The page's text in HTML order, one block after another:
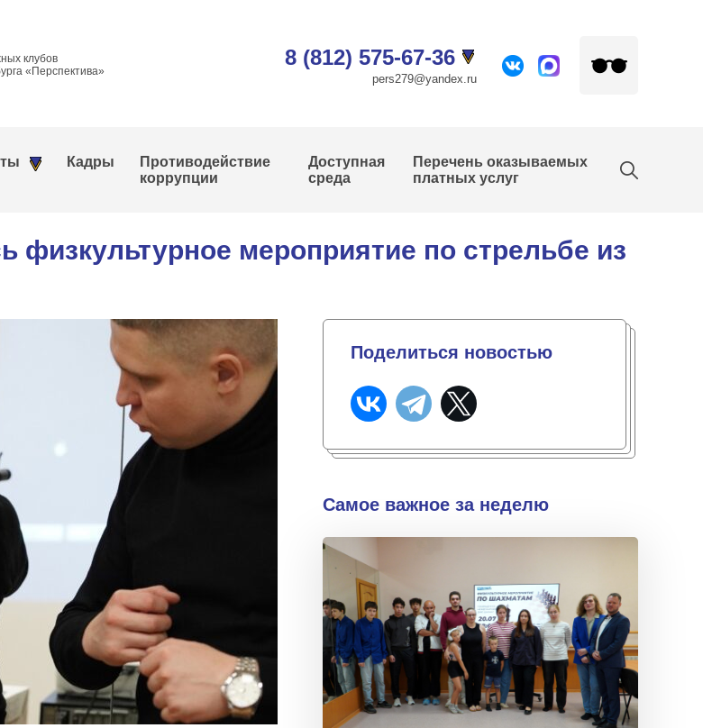
клубов
«Перспектива»
8 (812) 575-67-36
pers279@yandex.ru
Кадры
Противодействие
коррупции
Доступная
среда
Перечень оказываемых
платных услуг
мероприятие по стрельбе из
Поделиться новостью
Самое важное за неделю